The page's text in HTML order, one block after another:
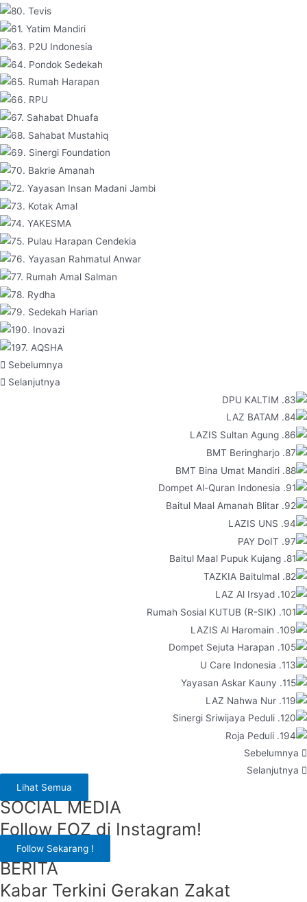
Sebelumnya
Selanjutnya
Sebelumnya
Selanjutnya
Lihat Semua
SOCIAL MEDIA
Follow FOZ di Instagram!
Follow Sekarang !
BERITA
Kabar Terkini Gerakan Zakat